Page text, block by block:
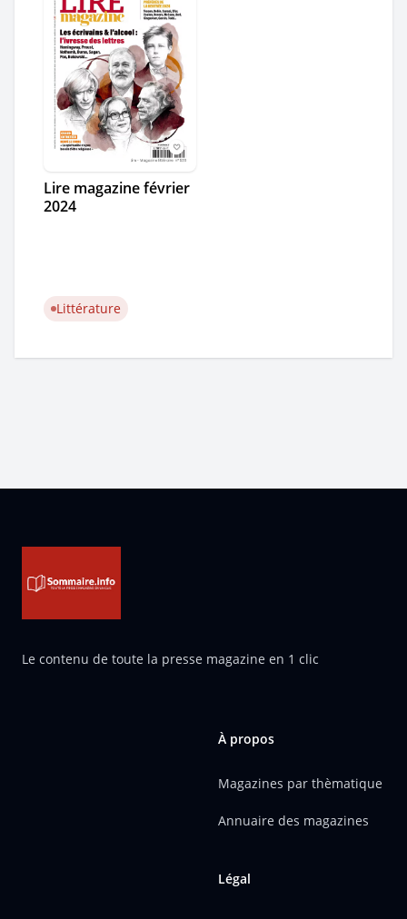
Lire magazine février
2024
Littérature
Le contenu de toute la presse magazine en 1 clic
À propos
Magazines par thèmatique
Annuaire des magazines
Légal